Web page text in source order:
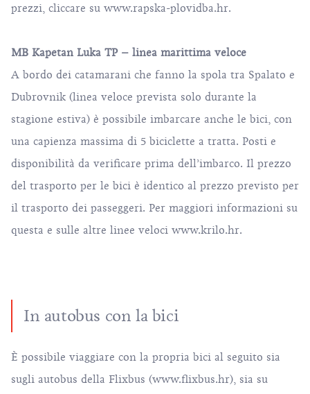
prezzi, cliccare su www.rapska-plovidba.hr.
MB Kapetan Luka TP – linea marittima veloce
A bordo dei catamarani che fanno la spola tra Spalato e
Dubrovnik (linea veloce prevista solo durante la
stagione estiva) è possibile imbarcare anche le bici, con
una capienza massima di 5 biciclette a tratta. Posti e
disponibilità da verificare prima dell’imbarco. Il prezzo
del trasporto per le bici è identico al prezzo previsto per
il trasporto dei passeggeri. Per maggiori informazioni su
questa e sulle altre linee veloci www.krilo.hr.
In autobus con la bici
È possibile viaggiare con la propria bici al seguito sia
sugli autobus della Flixbus (www.flixbus.hr), sia su